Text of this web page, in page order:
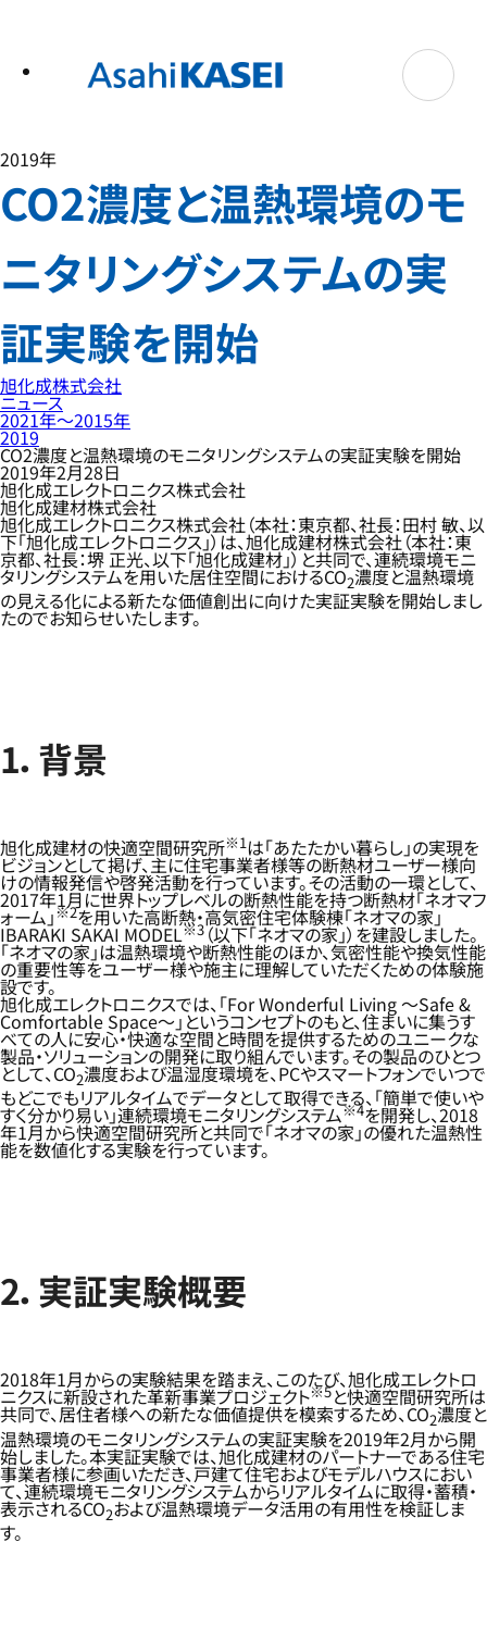
2019年
CO2濃度と温熱環境のモ
ニタリングシステムの実
証実験を開始
旭化成株式会社
ニュース
2021年〜2015年
2019
CO2濃度と温熱環境のモニタリングシステムの実証実験を開始
2019年2月28日
旭化成エレクトロニクス株式会社
旭化成建材株式会社
旭化成エレクトロニクス株式会社（本社：東京都、社長：田村 敏、以
下「旭化成エレクトロニクス」）は、旭化成建材株式会社（本社：東
京都、社長：堺 正光、以下「旭化成建材」）と共同で、連続環境モニ
タリングシステムを用いた居住空間におけるCO2濃度と温熱環境
の見える化による新たな価値創出に向けた実証実験を開始しまし
たのでお知らせいたします。
1．背景
旭化成建材の快適空間研究所※1は「あたたかい暮らし」の実現を
ビジョンとして掲げ、主に住宅事業者様等の断熱材ユーザー様向
けの情報発信や啓発活動を行っています。その活動の一環として、
2017年1月に世界トップレベルの断熱性能を持つ断熱材「ネオマフ
ォーム」※2を用いた高断熱・高気密住宅体験棟「ネオマの家」
IBARAKI SAKAI MODEL※3（以下「ネオマの家」）を建設しました。
「ネオマの家」は温熱環境や断熱性能のほか、気密性能や換気性能
の重要性等をユーザー様や施主に理解していただくための体験施
設です。
旭化成エレクトロニクスでは、「For Wonderful Living ～Safe &
Comfortable Space～」というコンセプトのもと、住まいに集うす
べての人に安心・快適な空間と時間を提供するためのユニークな
製品・ソリューションの開発に取り組んでいます。その製品のひとつ
として、CO2濃度および温湿度環境を、PCやスマートフォンでいつで
もどこでもリアルタイムでデータとして取得できる、「簡単で使いや
すく分かり易い」連続環境モニタリングシステム※4を開発し、2018
年1月から快適空間研究所と共同で「ネオマの家」の優れた温熱性
能を数値化する実験を行っています。
2．実証実験概要
2018年1月からの実験結果を踏まえ、このたび、旭化成エレクトロ
ニクスに新設された革新事業プロジェクト※5と快適空間研究所は
共同で、居住者様への新たな価値提供を模索するため、CO2濃度と
温熱環境のモニタリングシステムの実証実験を2019年2月から開
始しました。本実証実験では、旭化成建材のパートナーである住宅
事業者様に参画いただき、戸建て住宅およびモデルハウスにおい
て、連続環境モニタリングシステムからリアルタイムに取得・蓄積・
表示されるCO2および温熱環境データ活用の有用性を検証しま
す。